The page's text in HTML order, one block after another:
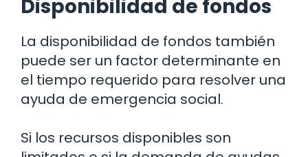
Disponibilidad de fondos
La disponibilidad de fondos también
puede ser un factor determinante en
el tiempo requerido para resolver una
ayuda de emergencia social.
Si los recursos disponibles son